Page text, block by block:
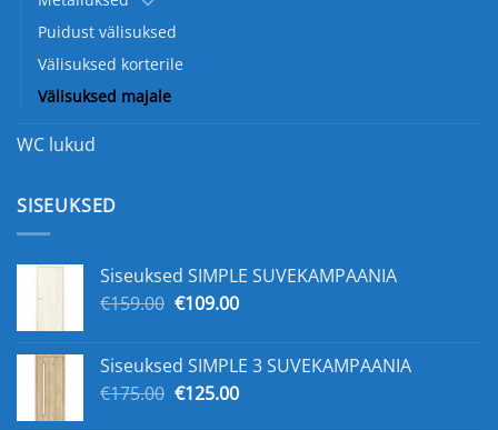
Puidust välisuksed
Välisuksed korterile
Välisuksed majale
WC lukud
SISEUKSED
Siseuksed SIMPLE SUVEKAMPAANIA
€159.00 Algne
€159.00.
€109.00Praegune
€109.00.
Siseuksed SIMPLE 3 SUVEKAMPAANIA
€175.00 Algne
€125.00Praegune